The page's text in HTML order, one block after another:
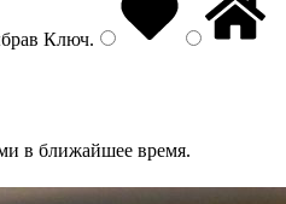
Ключ.
в ближайшее время.